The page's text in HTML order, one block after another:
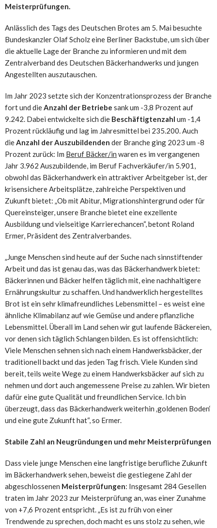
Meisterprüfungen.
Anlässlich des Tags des Deutschen Brotes am 5. Mai besuchte
Bundeskanzler Olaf Scholz eine Berliner Backstube, um sich über
die aktuelle Lage der Branche zu informieren und mit dem
Zentralverband des Deutschen Bäckerhandwerks und jungen
Angestellten auszutauschen.
Im Jahr 2023 setzte sich der Konzentrationsprozess der Branche
fort und dieAnzahl der Betriebe sank um -3,8 Prozent auf
9.242. Dabei entwickelte sich die Beschäftigtenzahl um -1,4
Prozent rückläufig und lag im Jahresmittel bei 235.200. Auch
dieAnzahl der Auszubildenden der Branche ging 2023 um -8
Prozent zurück: Im Beruf Bäcker/in waren es im vergangenen
Jahr 3.962 Auszubildende, im Beruf Fachverkäufer/in 5.901,
obwohl das Bäckerhandwerk ein attraktiver Arbeitgeber ist, der
krisensichere Arbeitsplätze, zahlreiche Perspektiven und
Zukunft bietet: „Ob mit Abitur, Migrationshintergrund oder für
Quereinsteiger, unsere Branche bietet eine exzellente
Ausbildung und vielseitige Karrierechancen“, betont Roland
Ermer, Präsident des Zentralverbandes.
„Junge Menschen sind heute auf der Suche nach sinnstiftender
Arbeit und das ist genau das, was das Bäckerhandwerk bietet:
Bäckerinnen und Bäcker helfen täglich mit, eine nachhaltigere
Ernährungskultur zu schaffen. Und handwerklich hergestelltes
Brot ist ein sehr klimafreundliches Lebensmittel – es weist eine
ähnliche Klimabilanz auf wie Gemüse und andere pflanzliche
Lebensmittel. Überall im Land sehen wir gut laufende Bäckereien,
vor denen sich täglich Schlangen bilden. Es ist offensichtlich:
Viele Menschen sehnen sich nach einem Handwerksbäcker, der
traditionell backt und das jeden Tag frisch. Viele Kunden sind
bereit, teils weite Wege zu einem Handwerksbäcker auf sich zu
nehmen und dort auch angemessene Preise zu zahlen. Wir bieten
dafür eine gute Qualität und freundlichen Service. Ich bin
überzeugt, dass das Bäckerhandwerk weiterhin ‚goldenen Boden‘
und eine gute Zukunft hat“, so Ermer.
Stabile Zahl an Neugründungen und mehr Meisterprüfungen
Dass viele junge Menschen eine langfristige berufliche Zukunft
im Bäckerhandwerk sehen, beweist die gestiegene Zahl der
abgeschlossenen Meisterprüfungen: Insgesamt 284 Gesellen
traten im Jahr 2023 zur Meisterprüfung an, was einer Zunahme
von +7,6 Prozent entspricht. „Es ist zu früh von einer
Trendwende zu sprechen, doch macht es uns stolz zu sehen, wie